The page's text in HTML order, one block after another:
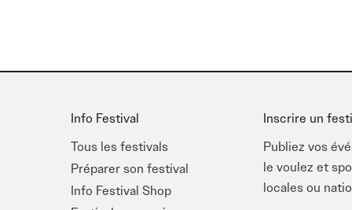
L’une des particularités
l’histoire. C’est l’endroit
découvertes musicales et
Info Festival
Tous les festivals
Préparer son festival
Info Festival Shop
Inscrire un
Publiez vos
le voulez et
locales ou